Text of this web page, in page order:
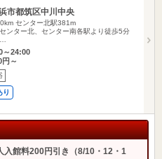
市都筑区中川中央
センター北駅381m
ンター北、センター南各駅より徒歩5分
～24:00
円～
り
入館料200円引き（8/10・12・1